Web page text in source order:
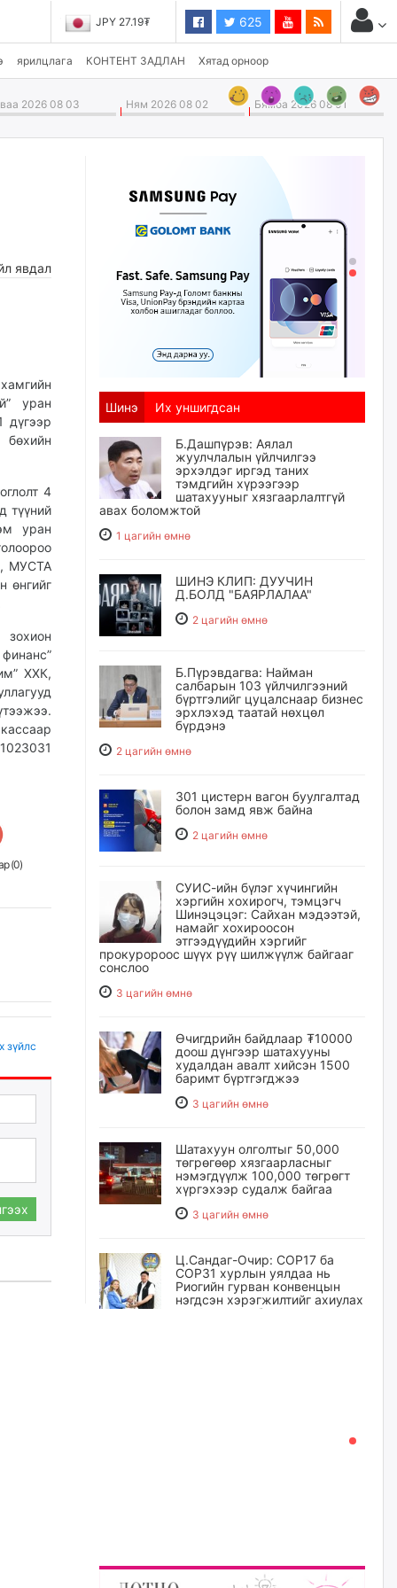
JPY 27.19₮ 625
ярилцлага КОНТЕНТ ЗАДЛАН Хятад орноор
2026 08 03 Ням 2026 08 02 Бямба 2026 08 01
явдал
уран
дүгээр
4
түүний
уран
МУСТА
өнгийг
ХХК,
(0)
зүйлс
Шинэ Их уншигдсан
Б.Дашпүрэв: Аялал
жуулчлалын үйлчилгээ
эрхэлдэг иргэд таних
тэмдгийн хүрээгээр
шатахууныг хязгаарлалтгүй
авах боломжтой
1 цагийн өмнө
ШИНЭ КЛИП: ДУУЧИН
Д.БОЛД "БАЯРЛАЛАА"
2 цагийн өмнө
Б.Пүрэвдагва: Найман
салбарын 103 үйлчилгээний
бүртгэлийг цуцалснаар бизнес
эрхлэхэд таатай нөхцөл
бүрдэнэ
2 цагийн өмнө
301 цистерн вагон буулгалтад
болон замд явж байна
2 цагийн өмнө
СУИС-ийн бүлэг хүчингийн
хэргийн хохирогч, тэмцэгч
Шинэцэцэг: Сайхан мэдээтэй,
намайг хохироосон
этгээдүүдийн хэргийг
прокуророос шүүх рүү шилжүүлж байгааг
сонслоо
3 цагийн өмнө
Өчигдрийн байдлаар ₮10000
доош дүнгээр шатахууны
худалдан авалт хийсэн 1500
баримт бүртгэгджээ
3 цагийн өмнө
Шатахуун олголтыг 50,000
төгрөгөөр хязгаарласныг
нэмэгдүүлж 100,000 төгрөгт
хүргэхээр судалж байгаа
3 цагийн өмнө
Ц.Сандаг-Очир: COP17 ба
COP31 хурлын уялдаа нь
Риогийн гурван конвенцын
нэгдсэн хэрэгжилтийг ахиулах
чухал алхам болно